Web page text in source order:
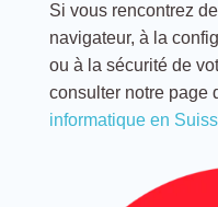
Si vous rencontrez
navigateur, à la
ou à la sécurité de
consulter notre page
informatique en